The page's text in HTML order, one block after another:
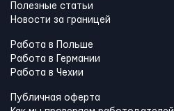
Полезные статьи
Новости за границей
Работа в Польше
Работа в Германии
Работа в Чехии
Публичная оферта